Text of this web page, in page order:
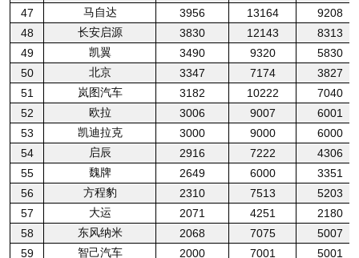
47
马自达 3956 13164
9208
48
长安启源 3830 12143
8313
49
凯翼 3490 9320
5830
50
北京 3347 7174
3827
51
岚图汽车 3182 10222
7040
52
欧拉 3006 9007
6001
53
凯迪拉克 3000 9000
6000
54
启辰 2916 7222
4306
55
魏牌 2649 6000
3351
56
方程豹 2310 7513
5203
57
大运 2071 4251
2180
58
东风纳米 2068 7075
5007
59
智己汽车 2000 7001
5001